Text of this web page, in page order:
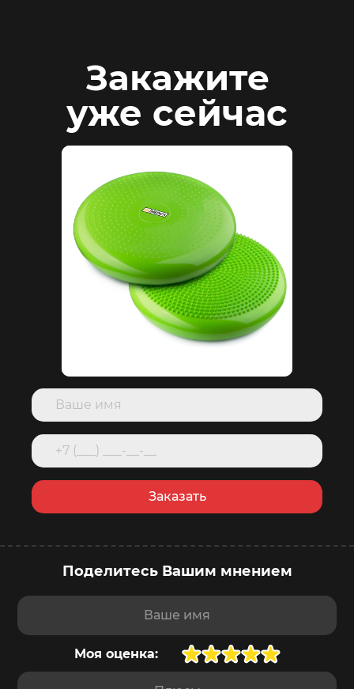
Закажите
уже сейчас
Заказать
Поделитесь Вашим мнением
Моя оценка:
Ваше имя
Плюсы